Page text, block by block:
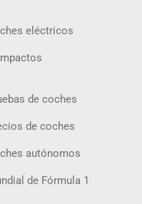
eléctricos
de coches
de coches
autónomos
de Fórmula 1